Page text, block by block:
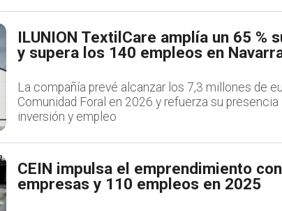
ILUNION TextilCare amplía un 65 %
y supera los 140 empleos en
La compañía prevé alcanzar los 7,3 millones de
Comunidad Foral en 2026 y refuerza su
inversión y empleo
CEIN impulsa el emprendimiento
empresas y 110 empleos en 2025